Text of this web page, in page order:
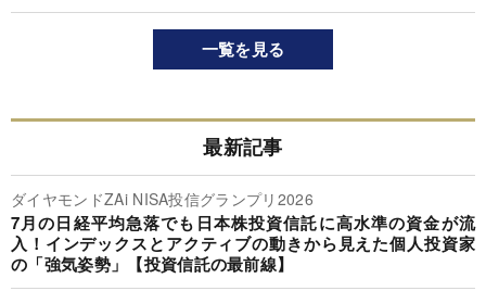
一覧を見る
最新記事
ダイヤモンドZAi NISA投信グランプリ2026
7月の日経平均急落でも日本株投資信託に高水準の資金が流
入！インデックスとアクティブの動きから見えた個人投資家
の「強気姿勢」【投資信託の最前線】